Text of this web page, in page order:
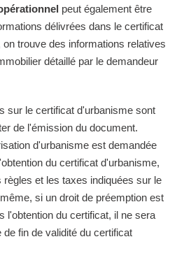
peut également être
délivrées dans le certificat
trouve des informations relatives
détaillé par le demandeur
sur le certificat d'urbanisme sont
de l'émission du document.
d'urbanisme est demandée
du certificat d'urbanisme,
et les taxes indiquées sur le
si un droit de préemption est
l'obtention du certificat, il ne sera
fin de validité du certificat